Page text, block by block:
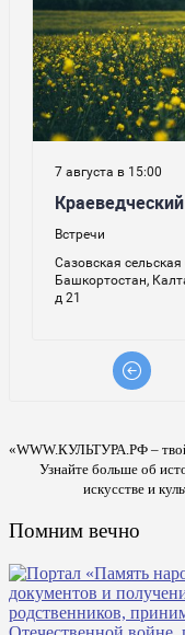
«WWW.КУЛЬТУРА.РФ –
Узнайте больше об
искусстве и
Помним вечно